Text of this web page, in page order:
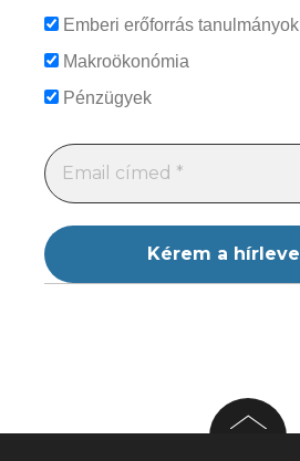
Emberi erőforrás tanulmányok
Makroökonómia
Pénzügyek